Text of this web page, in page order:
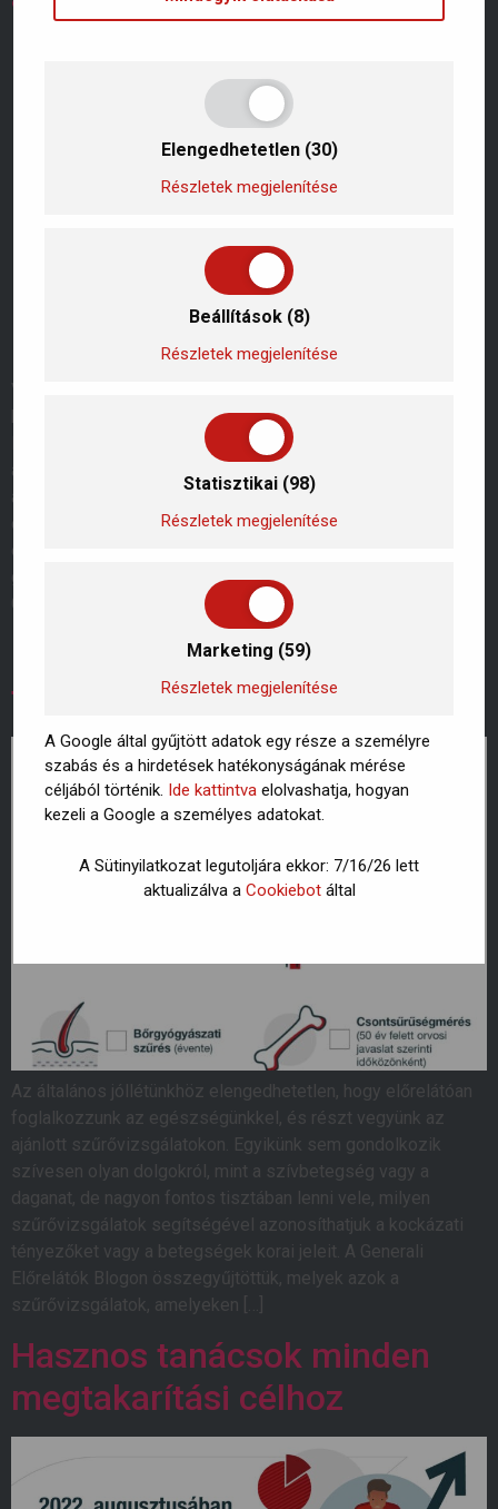
Elengedhetetlen (30)
Részletek megjelenítése
Beállítások (8)
Részletek megjelenítése
Statisztikai (98)
Részletek megjelenítése
Marketing (59)
Részletek megjelenítése
A Google által gyűjtött adatok egy része a személyre
szabás és a hirdetések hatékonyságának mérése
céljából történik. Ide kattintva elolvashatja, hogyan
kezeli a Google a személyes adatokat.
A Sütinyilatkozat legutoljára ekkor: 7/16/26 lett
aktualizálva a Cookiebotáltal
Változékony világunkban abban egészen biztosak lehetünk,
hogy a váratlan helyzetek nem kerülnek el bennünket.
Bármikor szükségünk lehet olyan kisebb, de nagyon hasznos
asszisztenciára, ami gyorsan és hatékonyan segít megoldani
a felmerülő, mindennapi problémákat. Legyen szó időjárás
okozta kihívásokról, ház körüli teendők megoldásáról,
egészséggel kapcsolatos ügyintézésben való
gyorssegítségről, vagy akár autós problémáról, a Generali
Ghelp kiegészítő […]
Fontos szűrővizsgálatok
férfiaknak életkor szerint
Az általános jóllétünkhöz elengedhetetlen, hogy előrelátóan
foglalkozzunk az egészségünkkel, és részt vegyünk az
ajánlott szűrővizsgálatokon. Egyikünk sem gondolkozik
szívesen olyan dolgokról, mint a szívbetegség vagy a
daganat, de nagyon fontos tisztában lenni vele, milyen
szűrővizsgálatok segítségével azonosíthatjuk a kockázati
tényezőket vagy a betegségek korai jeleit. A Generali
Előrelátók Blogon összegyűjtöttük, melyek azok a
szűrővizsgálatok, amelyeken […]
Hasznos tanácsok minden
megtakarítási célhoz